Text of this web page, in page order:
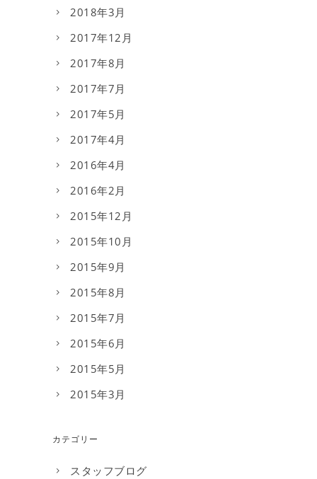
2018年3月
2017年12月
2017年8月
2017年7月
2017年5月
2017年4月
2016年4月
2016年2月
2015年12月
2015年10月
2015年9月
2015年8月
2015年7月
2015年6月
2015年5月
2015年3月
カテゴリー
スタッフブログ